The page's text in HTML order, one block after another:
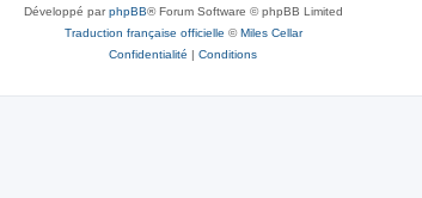
Développé parphpBB® Forum Software © phpBB Limited
Traduction française officielle ©Miles Cellar
Confidentialité | Conditions